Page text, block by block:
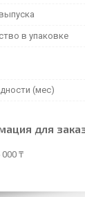
в упаковке
(мес)
для
000 ₸